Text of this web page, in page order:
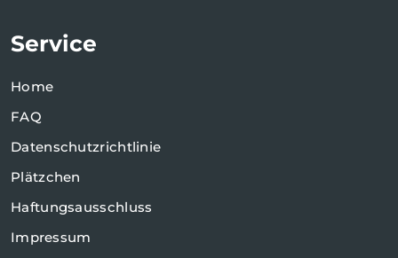
Service
Home
FAQ
Datenschutzrichtlinie
Plätzchen
Haftungsausschluss
Impressum